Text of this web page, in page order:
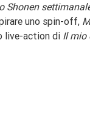
Shonen
uno spin-off,
live-action di Il mio